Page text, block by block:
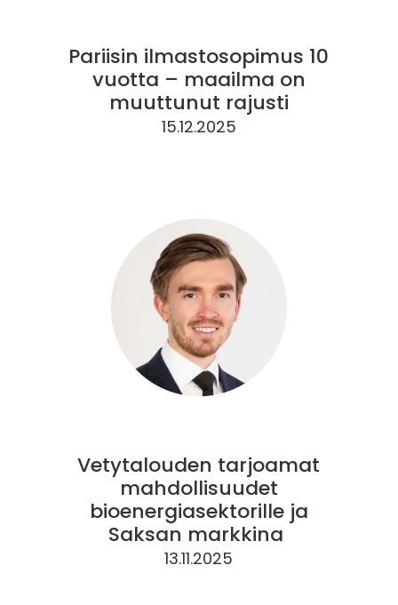
Pariisin ilmastosopimus 10
vuotta – maailma on
muuttunut rajusti
15.12.2025
Vetytalouden tarjoamat
mahdollisuudet
bioenergiasektorille ja
Saksan markkina
13.11.2025